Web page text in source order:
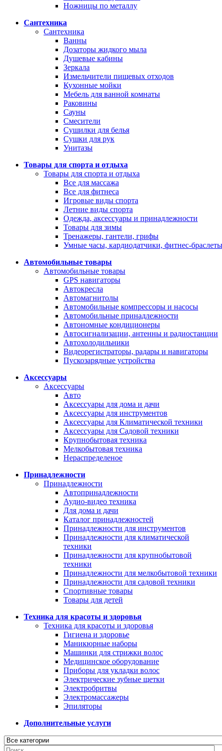
Ножницы по металлу
Сантехника
Сантехника
Ванны
Дозаторы жидкого мыла
Душевые кабины
Зеркала
Измельчители пищевых отходов
Кухонные мойки
Мебель для ванной комнаты
Раковины
Сауны
Смесители
Сушилки для белья
Сушки для рук
Унитазы
Товары для спорта и отдыха
Товары для спорта и отдыха
Все для массажа
Все для фитнеса
Игровые виды спорта
Летние виды спорта
Одежда, аксессуары и принадлежности
Товары для зимы
Тренажеры, гантели, грифы
Умные часы, кардиодатчики, фитнес-браслеты
Автомобильные товары
Автомобильные товары
GPS навигаторы
Автокресла
Автомагнитолы
Автомобильные компрессоры и насосы
Автомобильные принадлежности
Автономные кондиционеры
Автосигнализации, антенны и радиостанции
Автохолодильники
Видеорегистраторы, радары и навигаторы
Пускозарядные устройства
Аксессуары
Аксессуары
Авто
Аксессуары для дома и дачи
Аксессуары для инструментов
Аксессуары для Климатической техники
Аксессуары для Садовой техники
Крупнобытовая техника
Мелкобытовая техника
Нераспределеное
Принадлежности
Принадлежности
Автопринадлежности
Аудио-видео техника
Для дома и дачи
Каталог принадлежностей
Принадлежности для инструментов
Принадлежности для климатической
техники
Принадлежности для крупнобытовой
техники
Принадлежности для мелкобытовой техники
Принадлежности для садовой техники
Спортивные товары
Товары для детей
Техника для красоты и здоровья
Техника для красоты и здоровья
Гигиена и здоровье
Маникюрные наборы
Машинки для стрижки волос
Медицинское оборудование
Приборы для укладки волос
Электрические зубные щетки
Электробритвы
Электромассажеры
Эпиляторы
Дополнительные услуги